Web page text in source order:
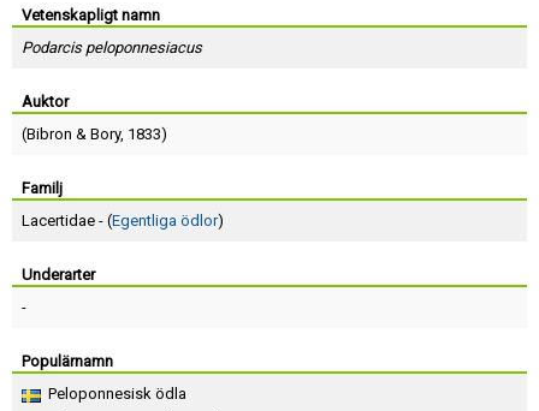
Vetenskapligt namn
Podarcis peloponnesiacus
Auktor
(Bibron & Bory, 1833)
Familj
Lacertidae - (Egentliga ödlor)
Underarter
-
Populärnamn
Peloponnesisk ödla
Lösenord:
Terms of Service